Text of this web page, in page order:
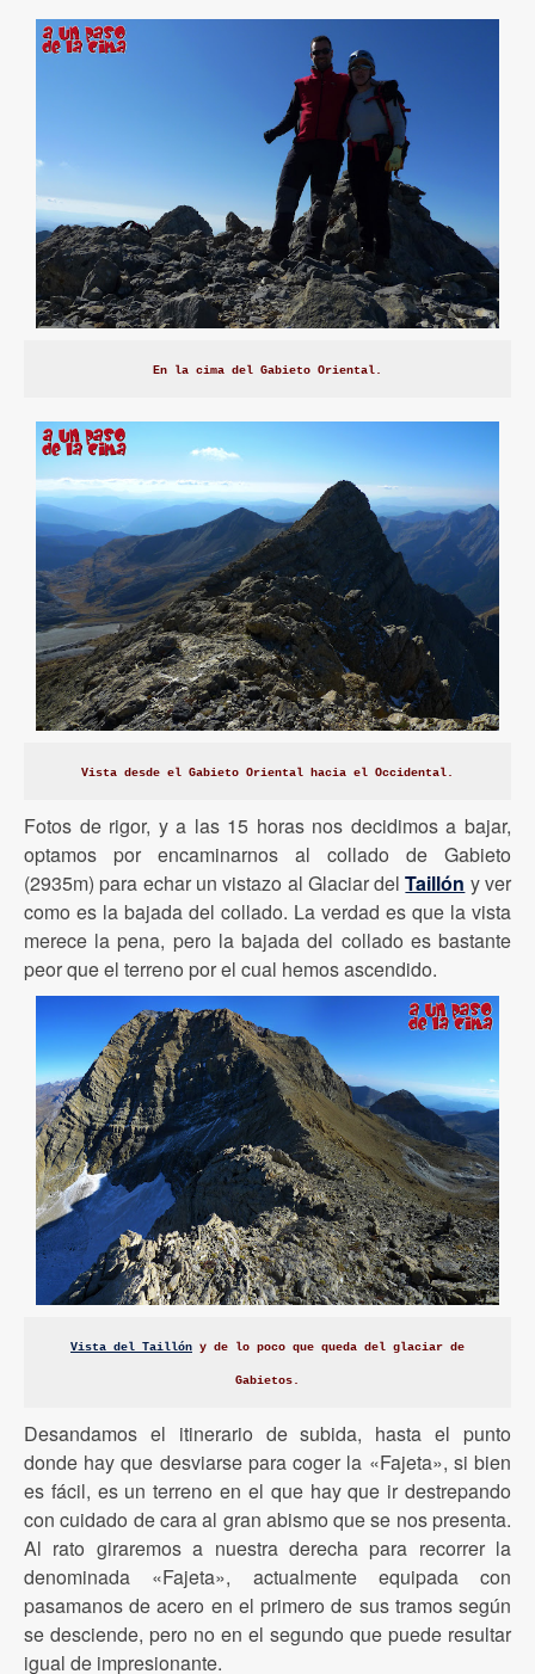
En la cima del Gabieto Oriental.
Vista desde el Gabieto Oriental hacia el Occidental.
Fotos de rigor, y a las 15 horas nos decidimos a bajar,
optamos por encaminarnos al collado de Gabieto
(2935m) para echar un vistazo al Glaciar delTaillón y ver
como es la bajada del collado. La verdad es que la vista
merece la pena, pero la bajada del collado es bastante
peor que el terreno por el cual hemos ascendido.
Vista del Taillón y de lo poco que queda del glaciar de
Gabietos.
Desandamos el itinerario de subida, hasta el punto
donde hay que desviarse para coger la «Fajeta», si bien
es fácil, es un terreno en el que hay que ir destrepando
con cuidado de cara al gran abismo que se nos presenta.
Al rato giraremos a nuestra derecha para recorrer la
denominada «Fajeta», actualmente equipada con
pasamanos de acero en el primero de sus tramos según
se desciende, pero no en el segundo que puede resultar
igual de impresionante.